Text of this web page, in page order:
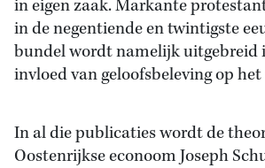
in eigen zaak. Markante
in de negentiende en twintigste
bundel wordt namelijk uitgebreid
invloed van geloofsbeleving op
In al die publicaties wordt de
Oostenrijkse econoom Joseph